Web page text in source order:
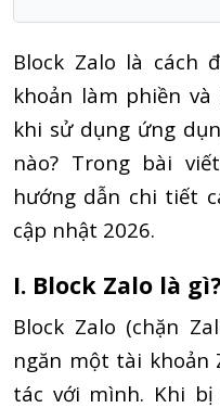
Block Zalo là cách
khoản làm phiền
khi sử dụng ứng
nào? Trong bài
hướng dẫn chi tiết
cập nhật 2026.
I. Block Zalo là
Block Zalo (chặn
ngăn một tài khoản
tác với mình. Khi bị